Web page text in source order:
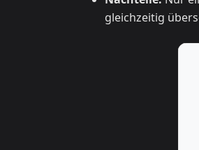
gleichzeitig